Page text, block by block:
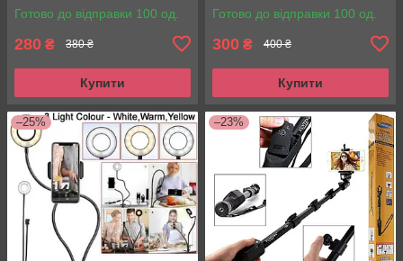
Готово до відправки 100 од.
280 ₴ 380 ₴
Купити
Готово до відправки 100 од.
300 ₴ 400 ₴
Купити
–25% –23%